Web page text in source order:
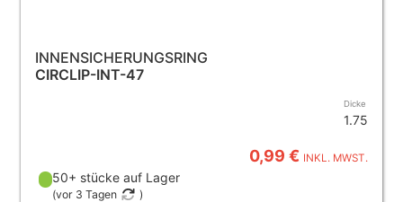
INNENSICHERUNGSRING
CIRCLIP-INT-47
Dicke
1.75
0,99 € INKL. MWST.
50+ stücke auf Lager
(vor 3 Tagen )